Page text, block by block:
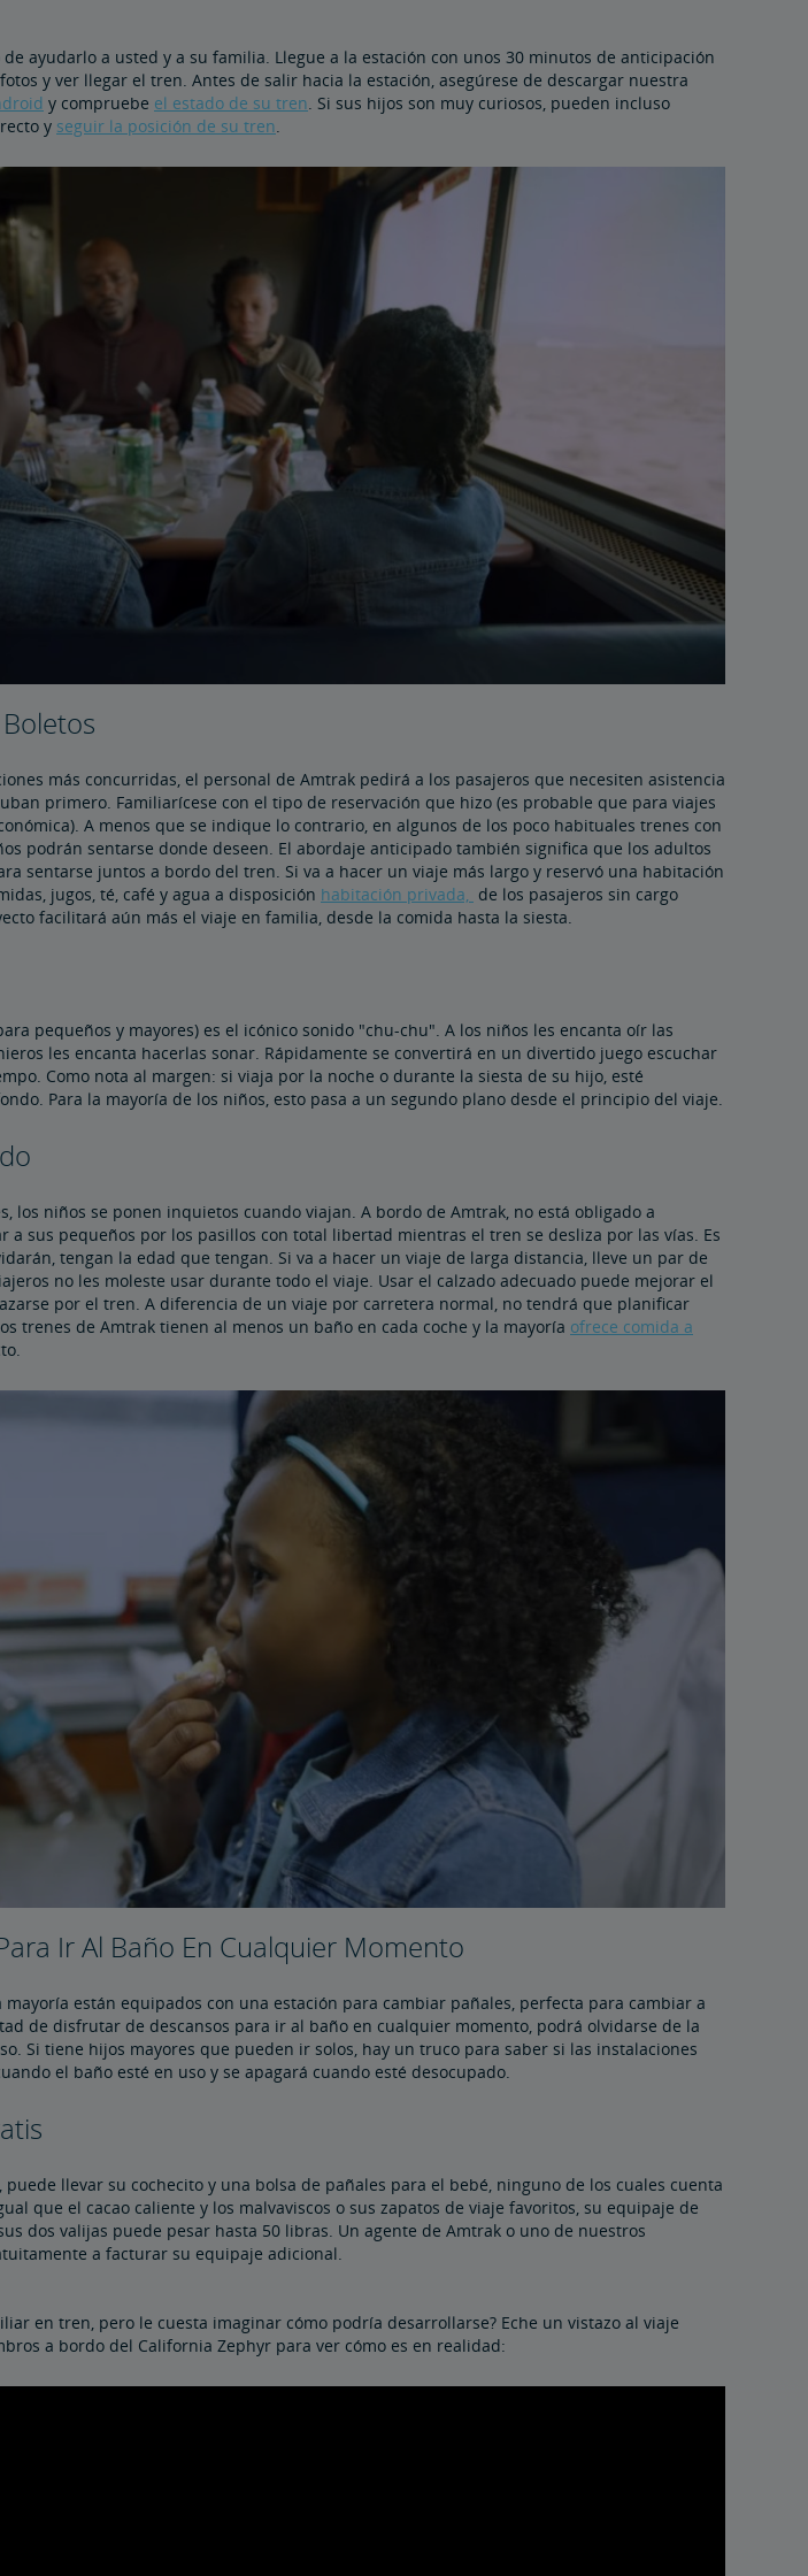
ayudarlo a usted y a su familia. Llegue a la estación con unos 30 minutos de anticipación
y ver llegar el tren. Antes de salir hacia la estación, asegúrese de descargar nuestra
y compruebe el estado de su tren. Si sus hijos son muy curiosos, pueden incluso
y seguir la posición de su tren.
más concurridas, el personal de Amtrak pedirá a los pasajeros que necesiten asistencia
primero. Familiarícese con el tipo de reservación que hizo (es probable que para viajes
A menos que se indique lo contrario, en algunos de los poco habituales trenes con
podrán sentarse donde deseen. El abordaje anticipado también significa que los adultos
sentarse juntos a bordo del tren. Si va a hacer un viaje más largo y reservó una habitación
jugos, té, café y agua a disposición habitación privada, de los pasajeros sin cargo
facilitará aún más el viaje en familia, desde la comida hasta la siesta.
pequeños y mayores) es el icónico sonido "chu-chu". A los niños les encanta oír las
les encanta hacerlas sonar. Rápidamente se convertirá en un divertido juego escuchar
Como nota al margen: si viaja por la noche o durante la siesta de su hijo, esté
Para la mayoría de los niños, esto pasa a un segundo plano desde el principio del viaje.
los niños se ponen inquietos cuando viajan. A bordo de Amtrak, no está obligado a
a sus pequeños por los pasillos con total libertad mientras el tren se desliza por las vías. Es
tengan la edad que tengan. Si va a hacer un viaje de larga distancia, lleve un par de
no les moleste usar durante todo el viaje. Usar el calzado adecuado puede mejorar el
por el tren. A diferencia de un viaje por carretera normal, no tendrá que planificar
trenes de Amtrak tienen al menos un baño en cada coche y la mayoría ofrece comida a
Ir Al Baño En Cualquier Momento
mayoría están equipados con una estación para cambiar pañales, perfecta para cambiar a
de disfrutar de descansos para ir al baño en cualquier momento, podrá olvidarse de la
Si tiene hijos mayores que pueden ir solos, hay un truco para saber si las instalaciones
el baño esté en uso y se apagará cuando esté desocupado.
puede llevar su cochecito y una bolsa de pañales para el bebé, ninguno de los cuales cuenta
que el cacao caliente y los malvaviscos o sus zapatos de viaje favoritos, su equipaje de
dos valijas puede pesar hasta 50 libras. Un agente de Amtrak o uno de nuestros
a facturar su equipaje adicional.
en tren, pero le cuesta imaginar cómo podría desarrollarse? Eche un vistazo al viaje
a bordo del California Zephyr para ver cómo es en realidad: